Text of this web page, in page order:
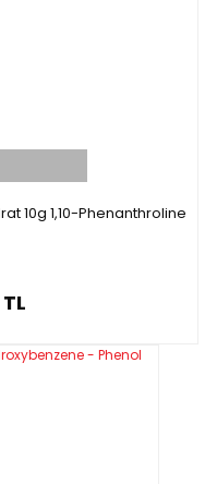
10g 1,10-Phenanthroline